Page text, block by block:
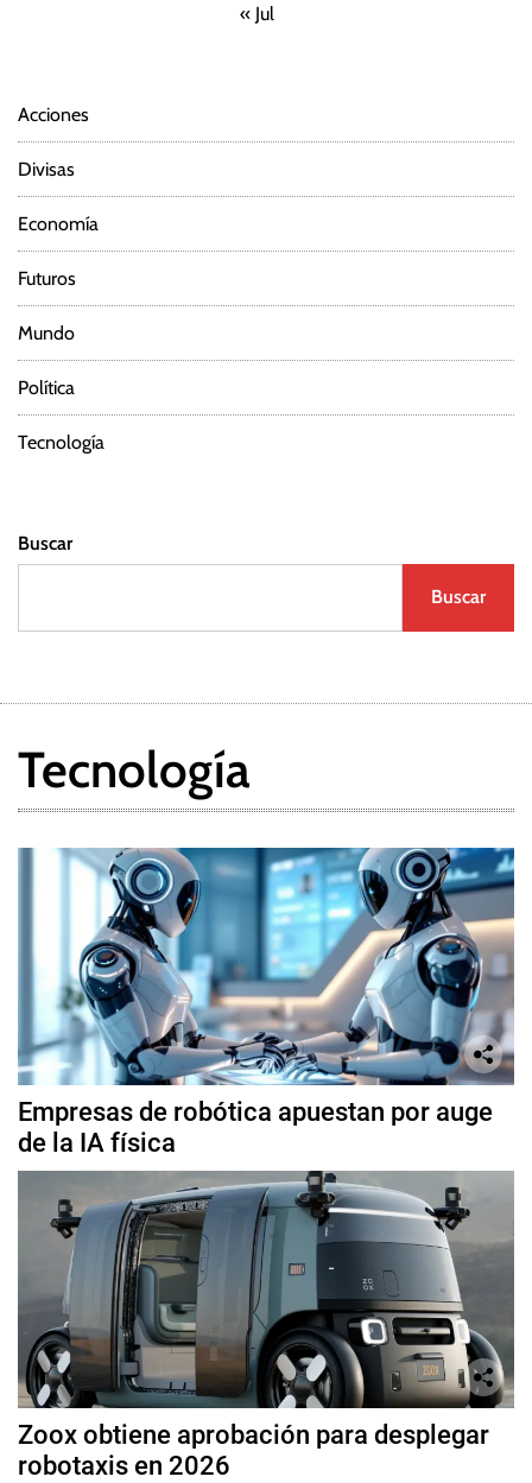
« Jul
Acciones
Divisas
Economía
Futuros
Mundo
Política
Tecnología
Buscar
Buscar
Tecnología
Empresas de robótica apuestan por auge
de la IA física
Zoox obtiene aprobación para desplegar
robotaxis en 2026